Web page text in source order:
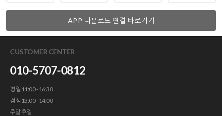
APP 다운로드 연결 바로가기
CUSTOMER CENTER
010-5707-0812
평일 11:00 - 16:30
점심 13:00 - 14:00
주말 휴일